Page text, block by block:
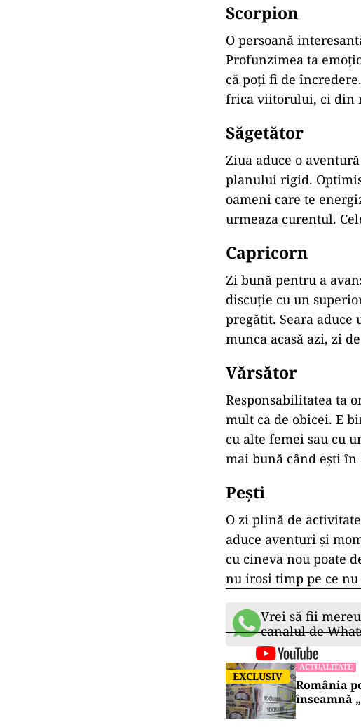
Scorpion
O persoană
Profunzimea ta
că poți fi de
frica viitorului, ci din
Săgetător
Ziua aduce o
planului rigid.
oameni care te
urmeaza curentul.
Capricorn
Zi bună pentru a
discuție cu un
pregătit. Seara
munca acasă azi, zi
Vărsător
Responsabilitatea ta
mult ca de obicei. E
cu alte femei sau cu
mai bună când ești
Pești
O zi plină de
aduce aventuri și
cu cineva nou poate
nu irosi timp pe ce nu
Vrei să fii
canalul de
EXCLUSIV
ACTUALITATE
România
înseamnă